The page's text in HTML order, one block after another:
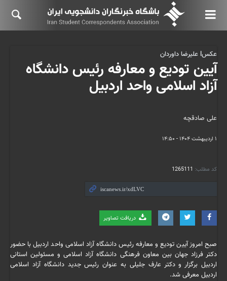
علی صادقچه
۱ اردیبهشت ۱۴۰۴ - ۱۴:۵۰
کد مطلب: 1265111
دریافت تصاویر
عکسl علیرضا داوردان
آیین تودیع و معارفه رئیس دانشگاه
آزاد اسلامی واحد اردبیل
صبح امروز آیین تودیع و معارفه رئیس دانشگاه آزاد اسلامی واحد اردبیل با حضور
دکتر فرزاد جهان بین معاون فرهنگی دانشگاه آزاد اسلامی و مسئولین استانی
اردبیل برگزار و دکتر عارف جلیلی به عنوان رئیس جدید دانشگاه آزاد اسلامی
اردبیل معرفی شد.